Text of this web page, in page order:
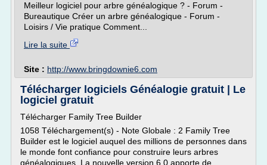
Meilleur logiciel pour arbre généalogique ? - Forum -
Bureautique Créer un arbre généalogique - Forum -
Loisirs / Vie pratique Comment...
Lire la suite
Site : http://www.bringdownie6.com
Télécharger logiciels Généalogie gratuit | Le
logiciel gratuit
Télécharger Family Tree Builder
1058 Téléchargement(s) - Note Globale : 2 Family Tree
Builder est le logiciel auquel des millions de personnes dans
le monde font confiance pour construire leurs arbres
généalogiques. La nouvelle version 6.0 apporte de